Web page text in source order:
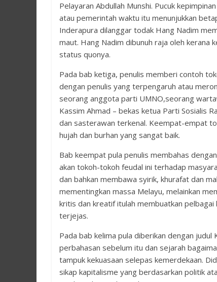
Pelayaran Abdullah Munshi. Pucuk
atau pemerintah waktu itu menunjukkan
Inderapura dilanggar todak Hang Nadim
maut. Hang Nadim dibunuh raja oleh kerana
status quonya.
Pada bab ketiga, penulis memberi contoh
dengan penulis yang terpengaruh atau
seorang anggota parti UMNO,seorang
Kassim Ahmad – bekas ketua Parti Sosialis
dan sasterawan terkenal. Keempat-empat
hujah dan burhan yang sangat baik.
Bab keempat pula penulis membahas
akan tokoh-tokoh feudal ini terhadap
dan bahkan membawa syirik, khurafat dan
mementingkan massa Melayu, melainkan
kritis dan kreatif itulah membuatkan
terjejas.
Pada bab kelima pula diberikan dengan judul
perbahasan sebelum itu dan sejarah
tampuk kekuasaan selepas kemerdekaan.
sikap kapitalisme yang berdasarkan politik